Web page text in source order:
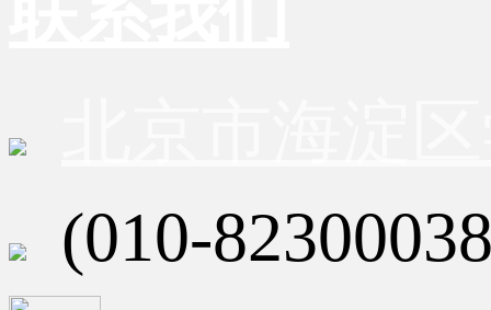
(010-